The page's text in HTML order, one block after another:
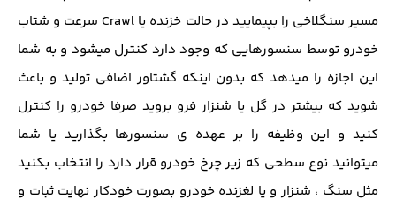
مسیر سنگلاخی را بپیمایید در حالت خزنده یا Crawl سرعت و شتاب
خودرو توسط سنسورهایی که وجود دارد کنترل میشود و به شما
این اجازه را میدهد که بدون اینکه گشتاور اضافی تولید و باعث
شوید که بیشتر در گل یا شنزار فرو بروید صرفا خودرو را کنترل
کنید و این وظیفه را بر عهده ی سنسورها بگذارید یا شما
میتوانید نوع سطحی که زیر چرخ خودرو قرار دارد را انتخاب بکنید
مثل سنگ ، شنزار و یا لغزنده خودرو بصورت خودکار نهایت ثبات و